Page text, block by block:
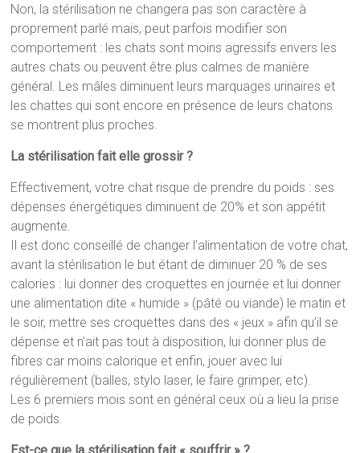
Non, la stérilisation ne changera pas son caractère à
proprement parlé mais, peut parfois modifier son
comportement : les chats sont moins agressifs envers les
autres chats ou peuvent être plus calmes de manière
général. Les mâles diminuent leurs marquages urinaires et
les chattes qui sont encore en présence de leurs chatons
se montrent plus proches.
La stérilisation fait elle grossir ?
Effectivement, votre chat risque de prendre du poids : ses
dépenses énergétiques diminuent de 20% et son appétit
augmente.
Il est donc conseillé de changer l’alimentation de votre chat,
avant la stérilisation le but étant de diminuer 20 % de ses
calories : lui donner des croquettes en journée et lui donner
une alimentation dite « humide » (pâté ou viande) le matin et
le soir, mettre ses croquettes dans des « jeux » afin qu’il se
dépense et n’ait pas tout à disposition, lui donner plus de
fibres car moins calorique et enfin, jouer avec lui
régulièrement (balles, stylo laser, le faire grimper, etc).
Les 6 premiers mois sont en général ceux où a lieu la prise
de poids.
Est-ce que la stérilisation fait « souffrir » ?